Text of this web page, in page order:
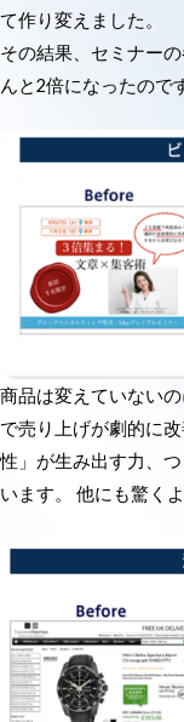
て作り変えました。
その結果、セミナー
んと2倍になったので
商品は変えていない
で売り上げが劇的に
性」が生み出す力、
います。 他にも驚く